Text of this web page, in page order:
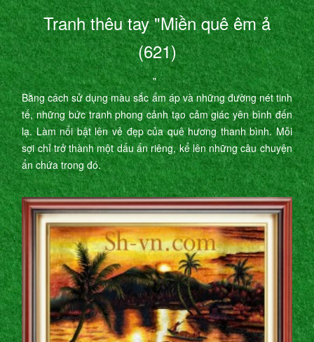
Tranh thêu tay "Miền quê êm ả
(621)
"
Bằng cách sử dụng màu sắc ấm áp và những đường nét tinh
tế, những bức tranh phong cảnh tạo cảm giác yên bình đến
lạ. Làm nổi bật lên vẻ đẹp của quê hương thanh bình. Mỗi
sợi chỉ trở thành một dấu ấn riêng, kể lên những câu chuyện
ẩn chứa trong đó.